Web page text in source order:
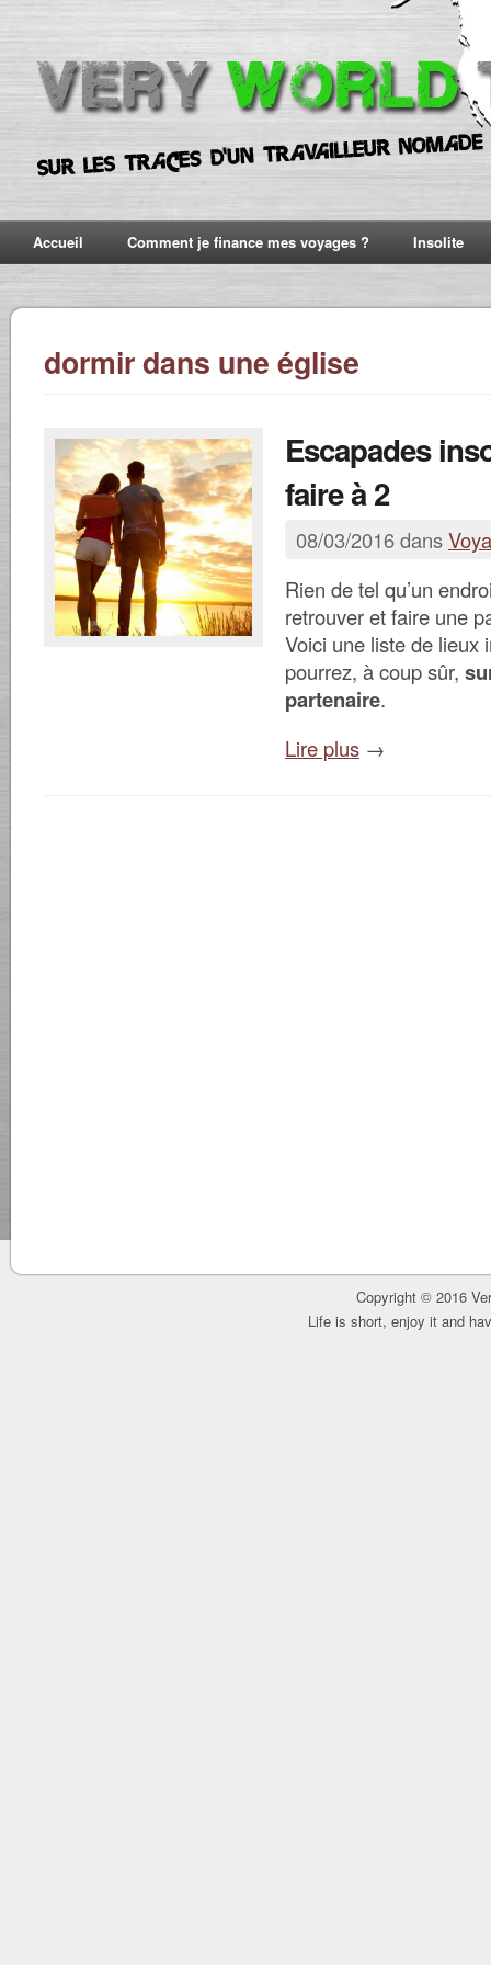
Accueil Comment je finance mes voyages ? Insolite
dormir dans une église
Escapades
faire à 2
08/03/2016 dans
Rien de tel qu’un
retrouver et faire une
Voici une liste de lieux
pourrez, à coup sûr,
partenaire.
Lire plus →
Copyright © 2016
Life is short, enjoy it and